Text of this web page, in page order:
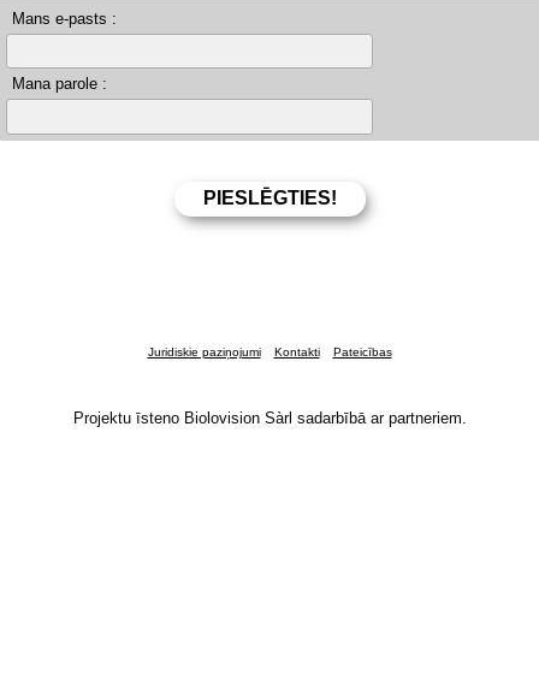
Mans e-pasts :
Mana parole :
Juridiskie paziņojumi Kontakti Pateicības
Projektu īsteno Biolovision Sàrl sadarbībā ar partneriem.